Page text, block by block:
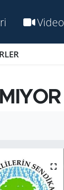
Video